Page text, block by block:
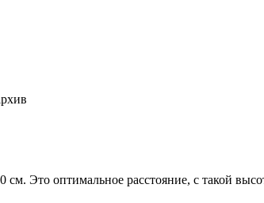
Это оптимальное расстояние, с такой